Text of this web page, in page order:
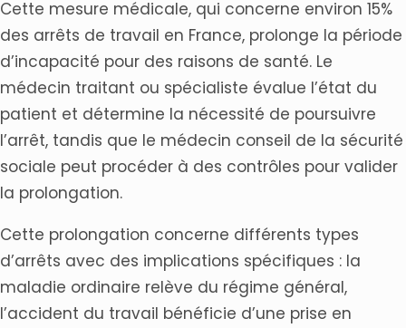
Cette mesure médicale, qui concerne environ 15%
des arrêts de travail en France, prolonge la période
d’incapacité pour des raisons de santé. Le
médecin traitant ou spécialiste évalue l’état du
patient et détermine la nécessité de poursuivre
l’arrêt, tandis que le médecin conseil de la sécurité
sociale peut procéder à des contrôles pour valider
la prolongation.
Cette prolongation concerne différents types
d’arrêts avec des implications spécifiques : la
maladie ordinaire relève du régime général,
l’accident du travail bénéficie d’une prise en